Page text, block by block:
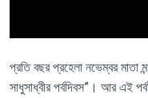
প্রতি বছর প্রহেলা নভেম্বর মাতা
সাধুসাধ্বীর পর্বদিবস”। আর এই